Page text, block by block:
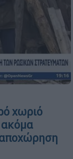
χωριό